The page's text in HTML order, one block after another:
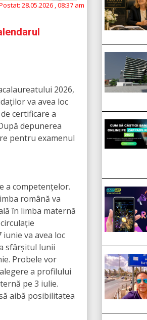
28.05.2026 , 08:37 am
2026,
va avea loc
certificare a
depunerea
pentru examenul
a competențelor.
română va
în limba maternă
va avea loc
sfârșitul lunii
Probele vor
a profilului
pe 3 iulie.
aibă posibilitatea